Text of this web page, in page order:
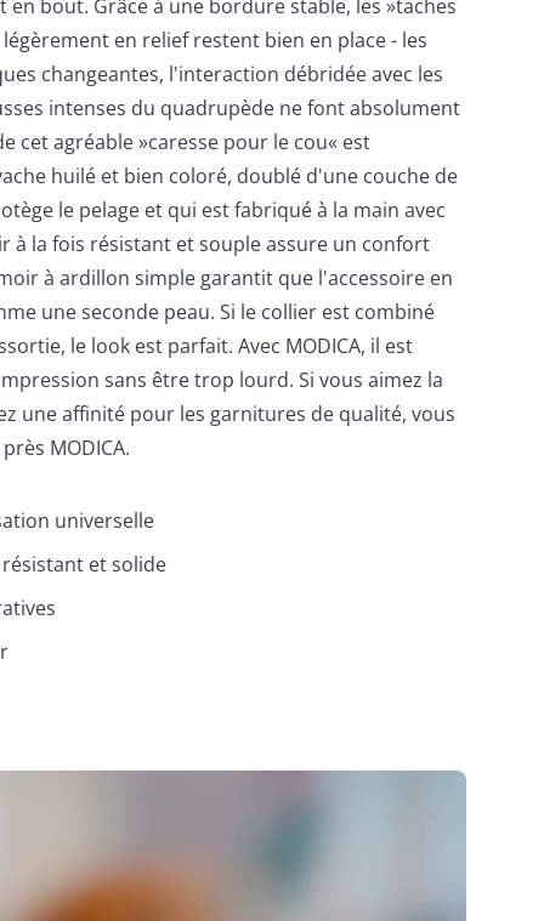
en bout. Grâce à une bordure stable, les »taches
en relief restent bien en place - les
changeantes, l'interaction débridée avec les
intenses du quadrupède ne font absolument
cet agréable »caresse pour le cou« est
huilé et bien coloré, doublé d'une couche de
le pelage et qui est fabriqué à la main avec
à la fois résistant et souple assure un confort
à ardillon simple garantit que l'accessoire en
une seconde peau. Si le collier est combiné
le look est parfait. Avec MODICA, il est
sans être trop lourd. Si vous aimez la
une affinité pour les garnitures de qualité, vous
MODICA.
universelle
et solide